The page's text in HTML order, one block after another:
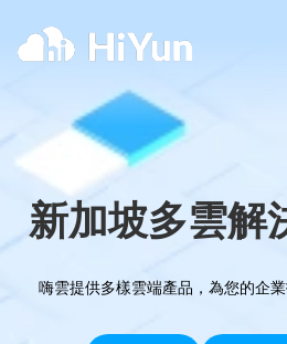
新加坡多雲解
嗨雲提供多樣雲端產品，為您的企